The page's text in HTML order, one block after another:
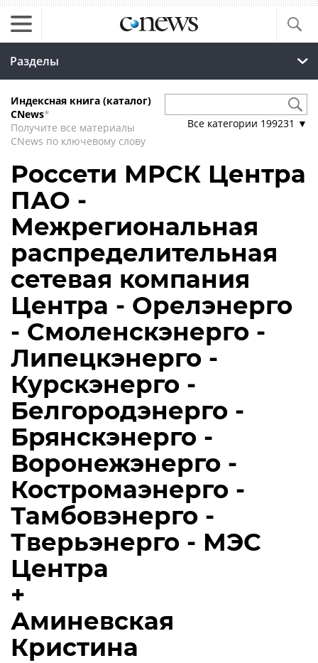
Разделы
Индексная книга (каталог)
CNews*
Получите все материалы
CNews по ключевому слову
Все категории 199231 ▼
Россети МРСК Центра
ПАО -
Межрегиональная
распределительная
сетевая компания
Центра - Орелэнерго
- Смоленскэнерго -
Липецкэнерго -
Курскэнерго -
Белгородэнерго -
Брянскэнерго -
Воронежэнерго -
Костромаэнерго -
Тамбовэнерго -
Тверьэнерго - МЭС
Центра
+
Аминевская
Кристина